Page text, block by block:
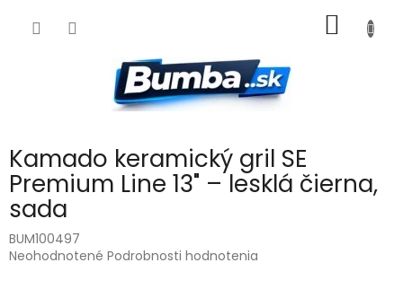
KOŠÍK
Kamado keramický gril SE
Premium Line 13" – lesklá čierna,
sada
BUM100497
Priemerné
Neohodnotené Podrobnosti hodnotenia